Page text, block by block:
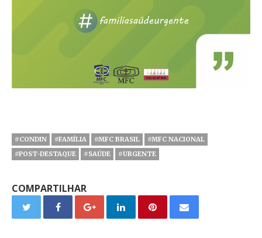
#CONDIN #FAMÍLIA #MFC BRASIL
#MFC NACIONAL
#POST-DESTAQUE
#SAÚDE #URGENTE
COMPARTILHAR